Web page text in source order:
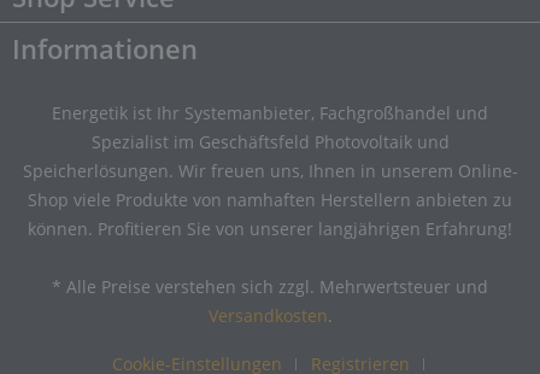
Informationen
Energetik ist Ihr Systemanbieter, Fachgroßhandel und
Spezialist im Geschäftsfeld Photovoltaik und
Speicherlösungen. Wir freuen uns, Ihnen in unserem Online-
Shop viele Produkte von namhaften Herstellern anbieten zu
können. Profitieren Sie von unserer langjährigen Erfahrung!
* Alle Preise verstehen sich zzgl. Mehrwertsteuer und
Versandkosten.
Cookie-Einstellungen Registrieren